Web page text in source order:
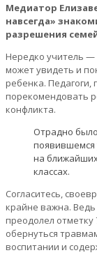
Медиатор
навсегда»
разрешения
Нередко учитель —
может увидеть и
ребенка.
порекомендовать
конфликта.
Отрадно
появившемся
на
классах.
Согласитесь,
крайне важна.
преодолел отметку
обернуться
воспитании и